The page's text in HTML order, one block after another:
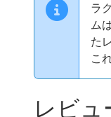
ラ
ム
た
こ
レビュ